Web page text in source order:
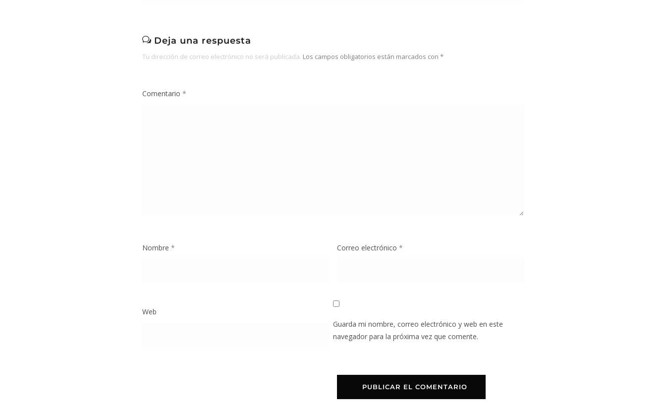
Deja una respuesta
Tu dirección de correo electrónico no será publicada. Los campos obligatorios están marcados con *
Comentario *
Nombre * Correo electrónico *
Web
Guarda mi nombre, correo electrónico y web en este
navegador para la próxima vez que comente.